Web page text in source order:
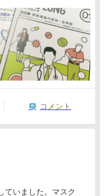
コメント
ていました。マスク